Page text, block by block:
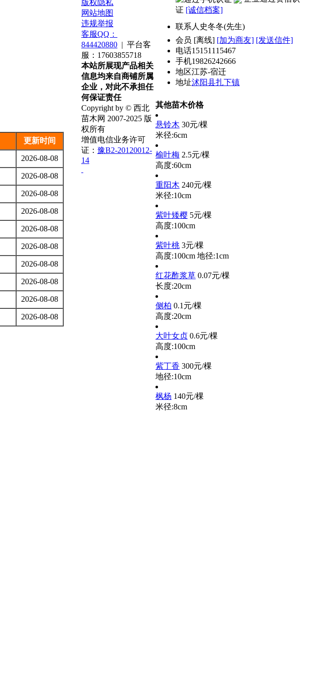
证 [诚信档案]
联系人 史冬冬(先生)
会员 [离线] [加为商友] [发送信件]
电话15151115467
手机19826242666
地区江苏-宿迁
地址沭阳县扎下镇
更新时间
2026-08-08
2026-08-08
2026-08-08
2026-08-08
2026-08-08
2026-08-08
2026-08-08
2026-08-08
2026-08-08
2026-08-08
其他苗木价格
悬铃木 30元/棵
米径:6cm
榆叶梅 2.5元/棵
高度:60cm
重阳木 240元/棵
米径:10cm
紫叶矮樱 5元/棵
高度:100cm
紫叶桃 3元/棵
高度:100cm 地径:1cm
红花酢浆草 0.07元/棵
长度:20cm
侧柏 0.1元/棵
高度:20cm
大叶女贞 0.6元/棵
高度:100cm
紫丁香 300元/棵
地径:10cm
枫杨 140元/棵
米径:8cm
版权隐私
网站地图
违规举报
客服QQ：
844420880 | 平台客
服：17603855718
本站所展现产品相关
信息均来自商铺所属
企业，对此不承担任
何保证责任
Copyright by © 西北
苗木网 2007-2025 版
权所有
增值电信业务许可
证： 豫B2-20120012-
14